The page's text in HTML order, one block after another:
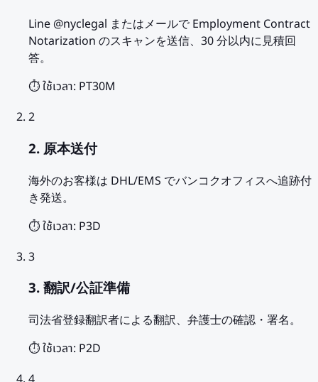
Line @nyclegal またはメールで Employment Contract
Notarization のスキャンを送信、30 分以内に見積回
答。
⏱️ ใช้เวลา: PT30M
2
2. 原本送付
海外のお客様は DHL/EMS でバンコクオフィスへ追跡付
き発送。
⏱️ ใช้เวลา: P3D
3
3. 翻訳/公証準備
司法省登録翻訳者による翻訳、弁護士の確認・署名。
⏱️ ใช้เวลา: P2D